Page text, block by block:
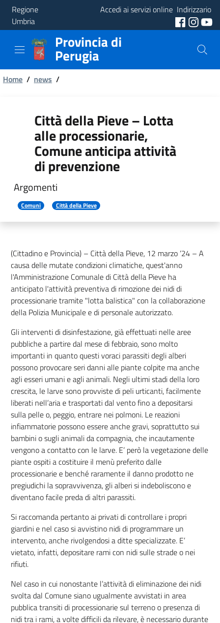
Regione
Umbria
Accedi ai servizi online Indirizzario
Provincia
Aree
Tematiche
Provincia di
Perugia
Briciole
pane
Home / news /
Città della Pieve – Lotta
alle processionarie,
Comune anticipa attività
di prevenzione
Argomenti
Comuni Città della Pieve
(Cittadino e Provincia) – Città della Pieve, 12 marzo ‘24 – A
causa delle mutate condizioni climatiche, quest'anno
l'Amministrazione Comunale di Città della Pieve ha
anticipato l'attività preventiva di rimozione dei nidi di
processionarie tramite "lotta balistica" con la collaborazione
della Polizia Municipale e di personale autorizzato.
Gli interventi di disinfestazione, già effettuati nelle aree
pubbliche a partire dal mese di febbraio, sono molto
importanti in quanto questi voraci parassiti degli alberi
possono provocare seri danni alle piante colpite ma anche
agli esseri umani e agli animali. Negli ultimi stadi della loro
crescita, le larve sono provviste di peli urticanti, facilmente
liberati nell’aria e trasportati dal vento fino a depositarsi
sulla pelle o, peggio, entrare nei polmoni. Le reazioni
infiammatorie possono essere anche gravi, soprattutto sui
bambini o sugli animali da compagnia, che incautamente
vengono a contatto con le larve. E’ però la vegetazione delle
piante ospiti a costituire il menù preferito dalle
processionarie e benché raramente il danno prodotto ne
pregiudichi la sopravvivenza, gli alberi si indeboliscono e
diventano facile preda di altri parassiti.
Si raccomanda pertanto ai privati di controllare i propri
giardini e nel caso si avvistino nidi di programmare un
intervento, anche rivolgendosi a ditte specializzate. E’
vietato, infatti, depositare rami con nidi sulle strade o nei
rifiuti.
Nel caso in cui nonostante l’attività di eliminazione dei nidi
svolta dal Comune siano ugualmente avvistati in area
pubblica transiti di processionarie sul terreno o presenza di
nidi tra i rami, a volte difficili da rilevare, è necessario durante